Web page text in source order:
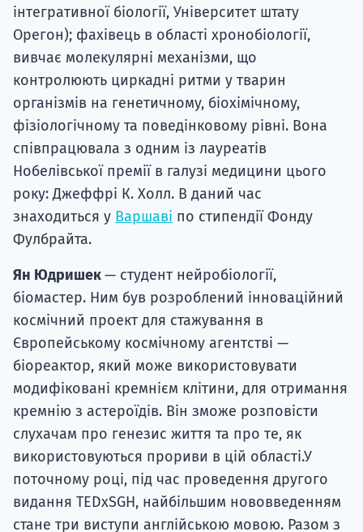
інтегративної біології, Університет штату
Орегон); фахівець в області хронобіології,
вивчає молекулярні механізми, що
контролюють циркадні ритми у тварин
організмів на генетичному, біохімічному,
фізіологічному та поведінковому рівні. Вона
співпрацювала з одним із лауреатів
Нобелівської премії в галузі медицини цього
року: Джеффрі К. Холл. В даний час
знаходиться у Варшаві по стипендії Фонду
Фулбрайта.
Ян Юдришек— студент нейробіології,
біомастер. Ним був розроблений інноваційний
космічний проект для стажування в
Європейському космічному агентстві —
біореактор, який може використовувати
модифіковані кремнієм клітини, для отримання
кремнію з астероїдів. Він зможе розповісти
слухачам про генезис життя та про те, як
використовуються прориви в цій області.У
поточному році, під час проведення другого
видання TEDxSGH, найбільшим нововведенням
стане три виступи англійською мовою. Разом з